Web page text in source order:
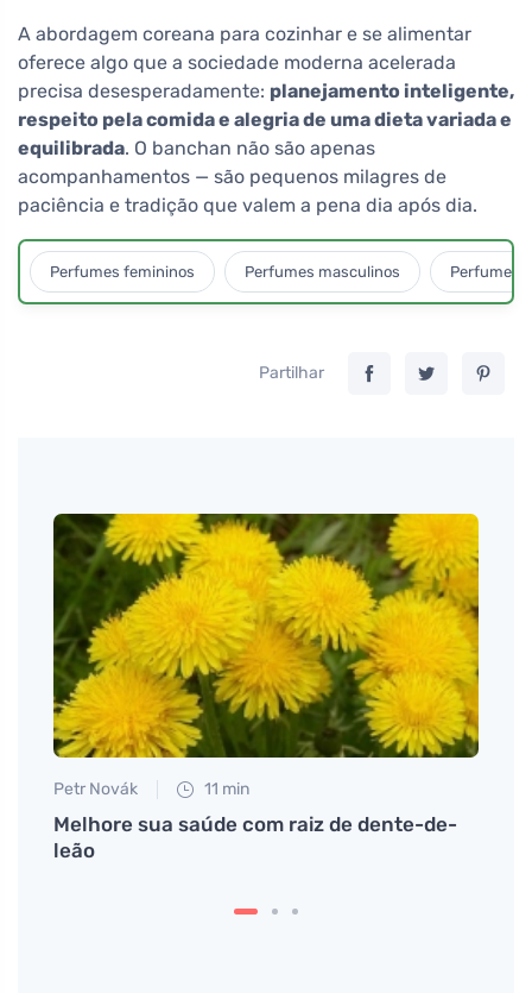
A abordagem coreana para cozinhar e se alimentar
oferece algo que a sociedade moderna acelerada
precisa desesperadamente: planejamento inteligente,
respeito pela comida e alegria de uma dieta variada e
equilibrada. O banchan não são apenas
acompanhamentos — são pequenos milagres de
paciência e tradição que valem a pena dia após dia.
Perfumes femininos Perfumes masculinos Perfumes
Partilhar
Petr Novák 11 min
Melhore sua saúde com raiz de dente-de-
leão